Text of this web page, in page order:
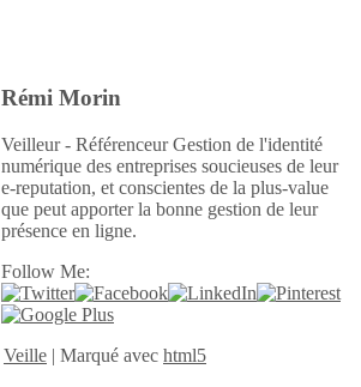
Rémi Morin
Veilleur - Référenceur Gestion de l'identité
numérique des entreprises soucieuses de leur
e-reputation, et conscientes de la plus-value
que peut apporter la bonne gestion de leur
présence en ligne.
Follow Me:
Veille | Marqué avec html5